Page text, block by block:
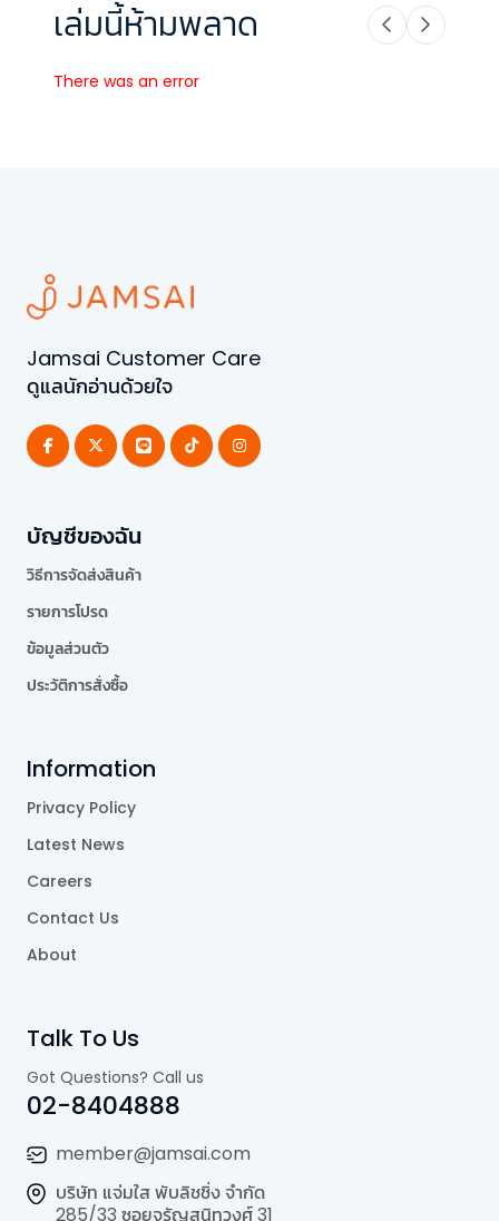
เล่มนี้ห้ามพลาด
There was an error
Jamsai Customer Care
ดูแลนักอ่านด้วยใจ
บัญชีของฉัน
วิธีการจัดส่งสินค้า
รายการโปรด
ข้อมูลส่วนตัว
ประวัติการสั่งซื้อ
Information
Privacy Policy
Latest News
Careers
Contact Us
About
Talk To Us
Got Questions? Call us
02-8404888
member@jamsai.com
บริษัท แจ่มใส พับลิชชิ่ง จำกัด
285/33 ซอยจรัญสนิทวงศ์ 31